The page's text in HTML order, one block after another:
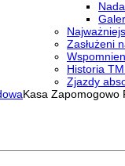
Zasłużeni
Historia
Zjazdy
Kasa Zapomogowo